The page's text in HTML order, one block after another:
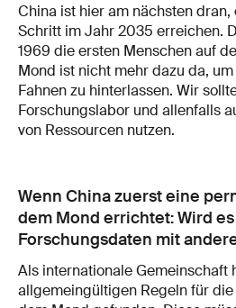
China ist hier am nächsten
Schritt im Jahr 2035 erreichen.
1969 die ersten Menschen auf
Mond ist nicht mehr dazu da,
Fahnen zu hinterlassen. Wir
Forschungslabor und allenfalls
von Ressourcen nutzen.
Wenn China zuerst eine
dem Mond errichtet: Wird
Forschungsdaten mit
Als internationale Gemeinschaft
allgemeingültigen Regeln für